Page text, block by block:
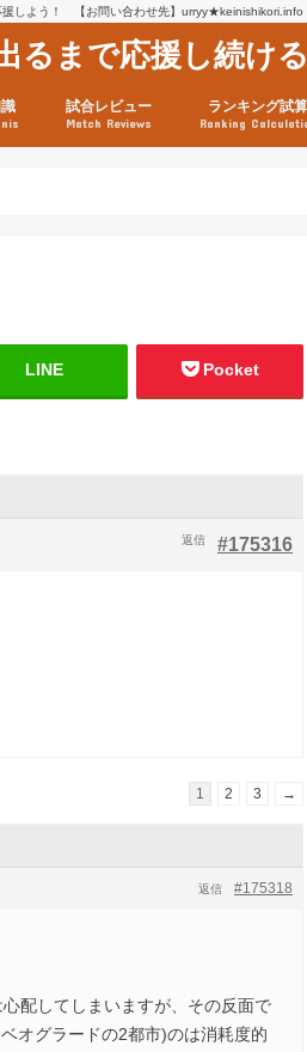
しよう！ 【お問い合わせ先】urryy★keinishikori.info
るまで応援し続け
試合レビュー
Match Reviews
ランキング試算
Ranking
LINE Pocket
#175316
返信
1 2 3 →
#175318
返信
配してしまいますが、その反面で
オグラードの2都市)のは消耗度的